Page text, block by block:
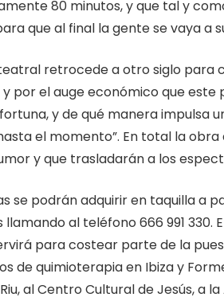
80 minutos, y que tal y
que al final la gente se vaya a
retrocede a otro siglo para
por el auge económico que
y de qué manera impulsa
el momento”. En total la
y que trasladarán a los
se podrán adquirir en taquilla a
al teléfono 666 991 330.
para costear parte de la
de quimioterapia en Ibiza y
al Centro Cultural de Jesús, a